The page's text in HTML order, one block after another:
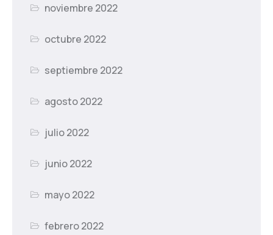
noviembre 2022
octubre 2022
septiembre 2022
agosto 2022
julio 2022
junio 2022
mayo 2022
febrero 2022